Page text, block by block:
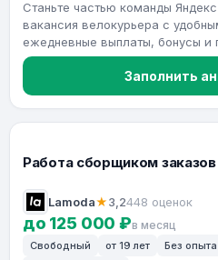
Станьте частью команды
вакансия велокурьера с
ежедневные выплаты, бонусы и
Заполнить
Работа сборщиком
Lamoda★3,2448 оценок
до 125 000 ₽в месяц
Свободный от 19 лет Без опыта